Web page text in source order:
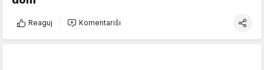
Reaguj Komentariši